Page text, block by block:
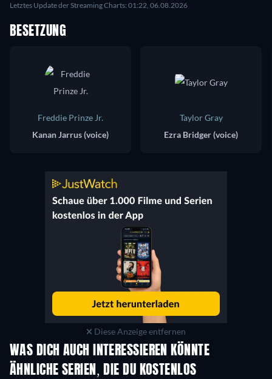
Letztes Update der Streaming Charts: 01:22, 06.08.2026
BESETZUNG
Freddie Prinze Jr.
Kanan Jarrus (voice)
Taylor Gray
Ezra Bridger (voice)
Diese Anzeige entfernen
WAS DICH AUCH INTERESSIEREN KÖNNTE
Serie Serie
ÄHNLICHE SERIEN, DIE DU KOSTENLOS